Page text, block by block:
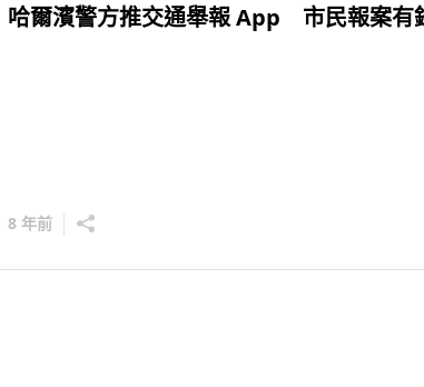
哈爾濱警方推交通舉報 App 市民報案有
8 年前